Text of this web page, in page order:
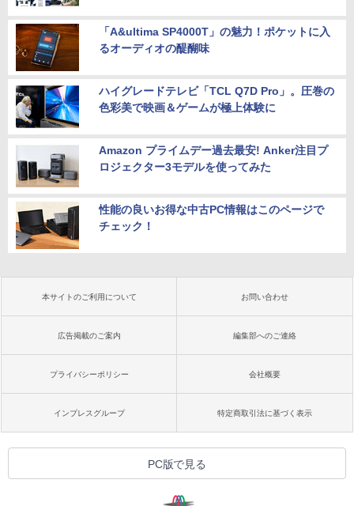
「A&ultima SP4000T」の魅力！ポケットに入
るオーディオの醍醐味
ハイグレードテレビ「TCL Q7D Pro」。圧巻の
色彩美で映画＆ゲームが極上体験に
Amazon プライムデー過去最安! Anker注目プ
ロジェクター3モデルを使ってみた
性能の良いお得な中古PC情報はこのページで
チェック！
本サイトのご利用について お問い合わせ
広告掲載のご案内 編集部へのご連絡
プライバシーポリシー 会社概要
インプレスグループ 特定商取引法に基づく表示
PC版で見る